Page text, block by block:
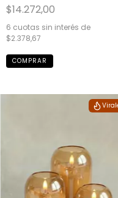
$14.272,00
6 cuotas sin interés de
$2.378,67